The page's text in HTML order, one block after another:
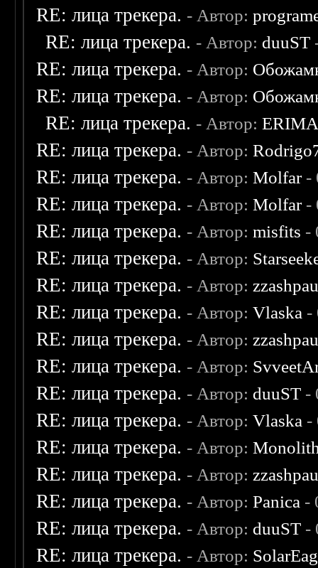
RE: лица трекера. - Автор:
RE: лица трекера. - Автор: duuST
RE: лица трекера. - Автор:
RE: лица трекера. - Автор:
RE: лица трекера. - Автор:
RE: лица трекера. - Автор:
RE: лица трекера. - Автор:Molfar-
RE: лица трекера. - Автор:Molfar-
RE: лица трекера. - Автор:misfits -
RE: лица трекера. - Автор:
RE: лица трекера. - Автор:
RE: лица трекера. - Автор:Vlaska -
RE: лица трекера. - Автор:
RE: лица трекера. - Автор:
RE: лица трекера. - Автор: duuST -
RE: лица трекера. - Автор:Vlaska -
RE: лица трекера. - Автор:
RE: лица трекера. - Автор:
RE: лица трекера. - Автор:Panica -
RE: лица трекера. - Автор: duuST -
RE: лица трекера. - Автор: